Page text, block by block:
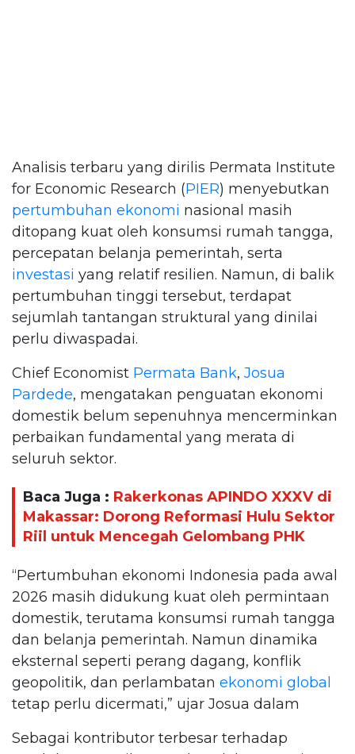
Analisis terbaru yang dirilis Permata Institute
for Economic Research (PIER) menyebutkan
pertumbuhan ekonomi nasional masih
ditopang kuat oleh konsumsi rumah tangga,
percepatan belanja pemerintah, serta
investasi yang relatif resilien. Namun, di balik
pertumbuhan tinggi tersebut, terdapat
sejumlah tantangan struktural yang dinilai
perlu diwaspadai.
Chief Economist Permata Bank, Josua
Pardede, mengatakan penguatan ekonomi
domestik belum sepenuhnya mencerminkan
perbaikan fundamental yang merata di
seluruh sektor.
Baca Juga : Rakerkonas APINDO XXXV di
Makassar: Dorong Reformasi Hulu Sektor
Riil untuk Mencegah Gelombang PHK
“Pertumbuhan ekonomi Indonesia pada awal
2026 masih didukung kuat oleh permintaan
domestik, terutama konsumsi rumah tangga
dan belanja pemerintah. Namun dinamika
eksternal seperti perang dagang, konflik
geopolitik, dan perlambatan ekonomi global
tetap perlu dicermati,” ujar Josua dalam
Sebagai kontributor terbesar terhadap